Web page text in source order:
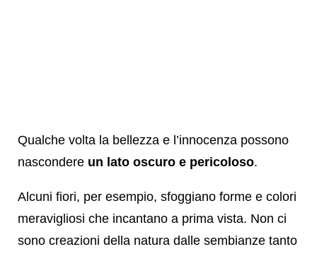
Qualche volta la bellezza e l’innocenza possono
nascondere un lato oscuro e pericoloso.
Alcuni fiori, per esempio, sfoggiano forme e colori
meravigliosi che incantano a prima vista. Non ci
sono creazioni della natura dalle sembianze tanto